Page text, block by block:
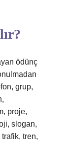
ödünç
grup,
proje,
slogan,
tren,